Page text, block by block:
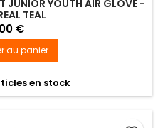
JUNIOR YOUTH AIR GLOVE -
TEAL
€
au panier
en stock